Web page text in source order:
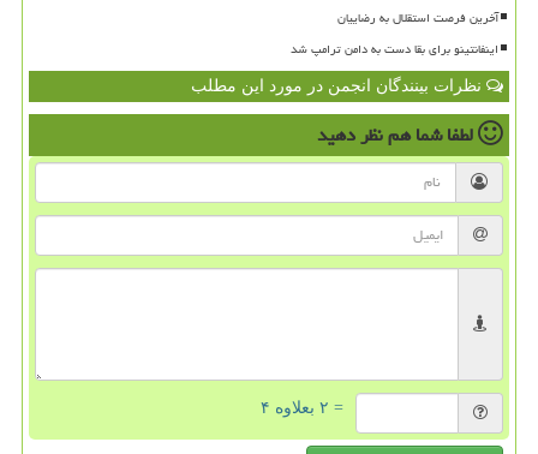
آخرین فرصت استقلال به رضاییان
اینفانتینو برای بقا دست به دامن ترامپ شد
نظرات بینندگان انجمن در مورد این مطلب
لطفا شما همنظر دهید
= ۲ بعلاوه ۴